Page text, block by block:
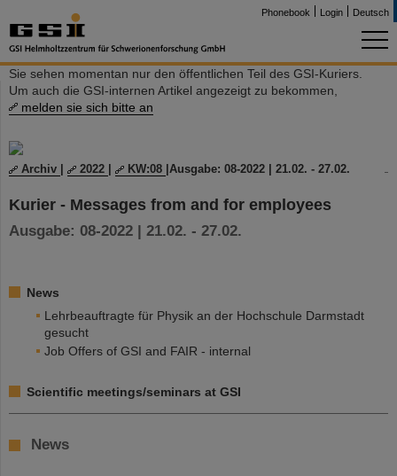
Phonebook Login Deutsch
Sie sehen momentan nur den öffentlichen Teil des GSI-Kuriers.
Um auch die GSI-internen Artikel angezeigt zu bekommen,
melden sie sich bitte an
Archiv 2022 KW:08 Ausgabe: 08-2022 | 21.02. - 27.02.
Kurier - Messages from and for employees
Ausgabe: 08-2022 | 21.02. - 27.02.
News
Lehrbeauftragte für Physik an der Hochschule Darmstadt
gesucht
Job Offers of GSI and FAIR - internal
Scientific meetings/seminars at GSI
News